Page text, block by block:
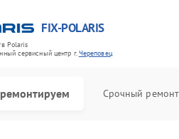
FIX-POLARIS
Polaris
cервисный центр г.Череповец
Срочный ремонт